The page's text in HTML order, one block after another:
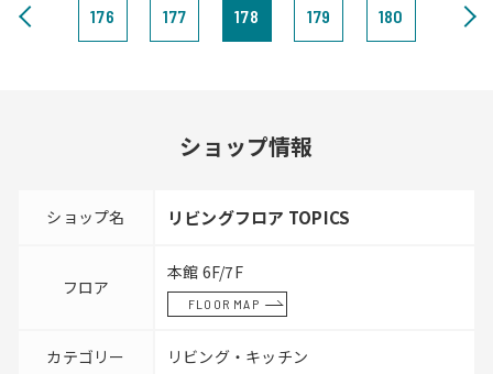
176 177 178 179 180
ショップ情報
ショップ名 リビングフロア TOPICS
フロア
本館 6F/7F
FLOOR MAP
カテゴリー リビング・キッチン